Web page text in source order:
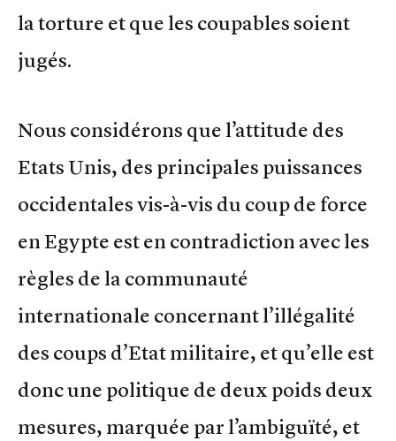
la torture et que les coupables soient
jugés.
Nous considérons que l’attitude des
Etats Unis, des principales puissances
occidentales vis-à-vis du coup de force
en Egypte est en contradiction avec les
règles de la communauté
internationale concernant l’illégalité
des coups d’Etat militaire, et qu’elle est
donc une politique de deux poids deux
mesures, marquée par l’ambiguïté, et